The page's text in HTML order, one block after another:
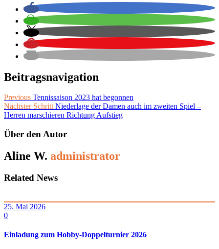
Beitragsnavigation
Previous Tennissaison 2023 hat begonnen
Nächster Schritt Niederlage der Damen auch im zweiten Spiel –
Herren marschieren Richtung Aufstieg
Über den Autor
Aline W. administrator
Related News
25. Mai 2026
0
Einladung zum Hobby-Doppelturnier 2026